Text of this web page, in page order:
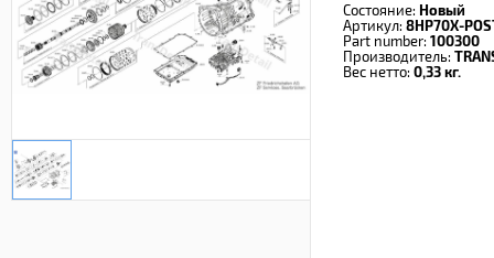
Состояние: Новый
Артикул: 8HP70X-
Part number: 100300
Производитель:
Вес нетто: 0,33 кг.